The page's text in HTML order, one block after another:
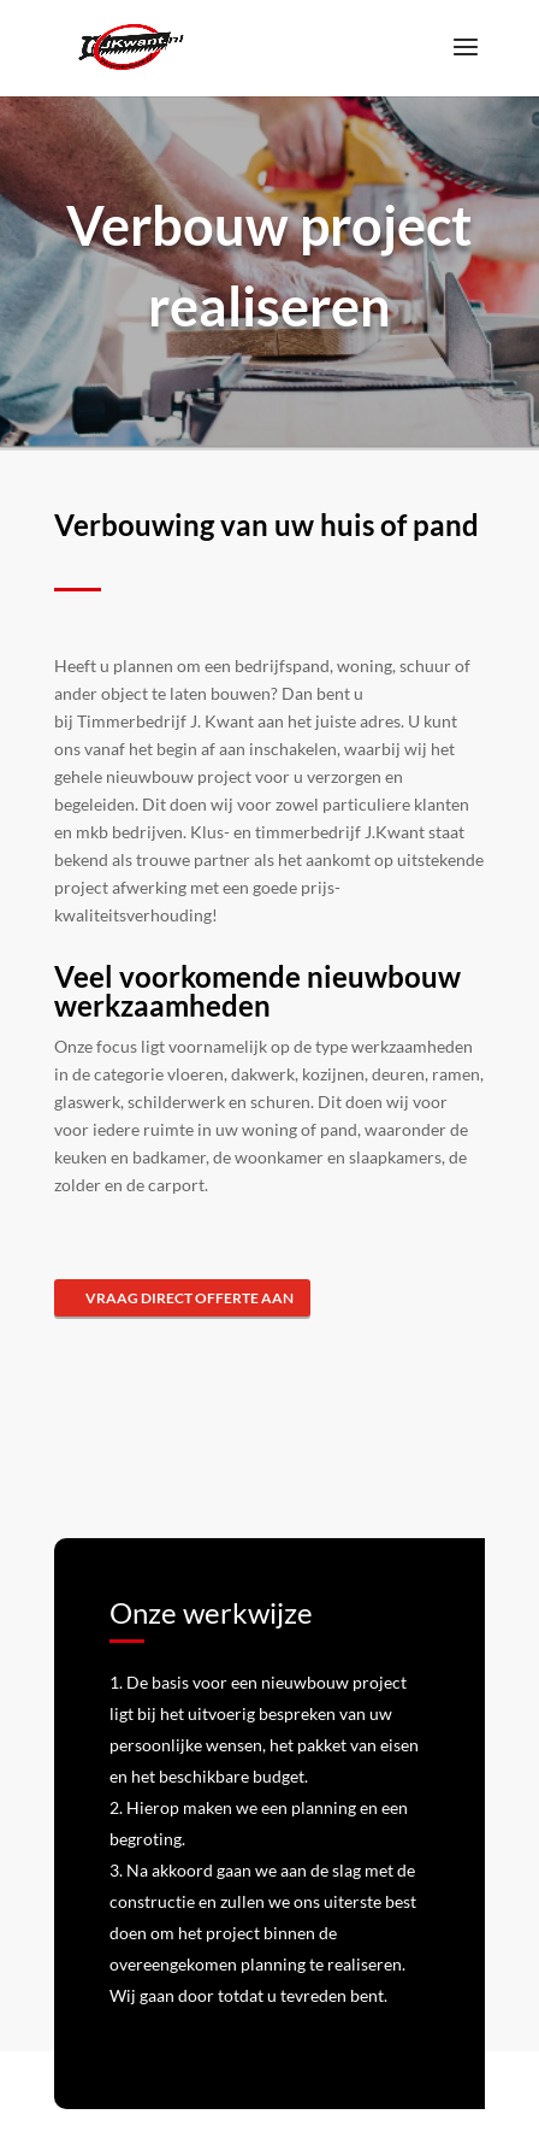
Verbouw project
realiseren
Verbouwing van uw huis of pand
Heeft u plannen om een bedrijfspand, woning, schuur of
ander object te laten bouwen? Dan bent u
bij Timmerbedrijf J. Kwant aan het juiste adres. U kunt
ons vanaf het begin af aan inschakelen, waarbij wij het
gehele nieuwbouw project voor u verzorgen en
begeleiden. Dit doen wij voor zowel particuliere klanten
en mkb bedrijven. Klus- en timmerbedrijf J.Kwant staat
bekend als trouwe partner als het aankomt op uitstekende
project afwerking met een goede prijs-
kwaliteitsverhouding!
Veel voorkomende nieuwbouw
werkzaamheden
Onze focus ligt voornamelijk op de type werkzaamheden
in de categorie vloeren, dakwerk, kozijnen, deuren, ramen,
glaswerk, schilderwerk en schuren. Dit doen wij voor
voor iedere ruimte in uw woning of pand, waaronder de
keuken en badkamer, de woonkamer en slaapkamers, de
zolder en de carport.
VRAAG DIRECT OFFERTE AAN
Onze werkwijze
De basis voor een nieuwbouw project
ligt bij het uitvoerig bespreken van uw
persoonlijke wensen, het pakket van eisen
en het beschikbare budget.
Hierop maken we een planning en een
begroting.
Na akkoord gaan we aan de slag met de
constructie en zullen we ons uiterste best
doen om het project binnen de
overeengekomen planning te realiseren.
Wij gaan door totdat u tevreden bent.